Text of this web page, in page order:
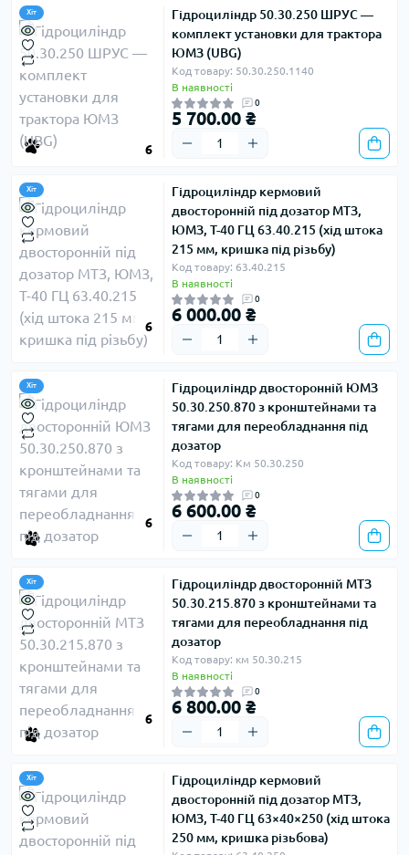
Хіт
6
Гідроциліндр 50.30.250 ШРУС —
комплект установки для трактора
ЮМЗ (UBG)
Код товару: 50.30.250.1140
В наявності
0
5 700.00 ₴
Хіт
6
Гідроциліндр кермовий
двосторонній під дозатор МТЗ,
ЮМЗ, Т-40 ГЦ 63.40.215 (хід штока
215 мм, кришка під різьбу)
Код товару: 63.40.215
В наявності
0
6 000.00 ₴
Хіт
6
Гідроциліндр двосторонній ЮМЗ
50.30.250.870 з кронштейнами та
тягами для переобладнання під
дозатор
Код товару: Км 50.30.250
В наявності
0
6 600.00 ₴
Хіт
6
Гідроциліндр двосторонній МТЗ
50.30.215.870 з кронштейнами та
тягами для переобладнання під
дозатор
Код товару: км 50.30.215
В наявності
0
6 800.00 ₴
Хіт
Гідроциліндр кермовий
двосторонній під дозатор МТЗ,
ЮМЗ, Т-40 ГЦ 63×40×250 (хід штока
250 мм, кришка різьбова)